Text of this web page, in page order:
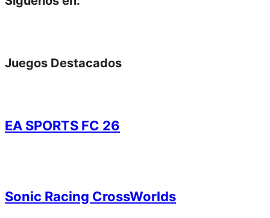
Juegos Destacados
EA SPORTS FC 26
Sonic Racing CrossWorlds